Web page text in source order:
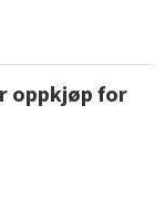
oppkjøp for